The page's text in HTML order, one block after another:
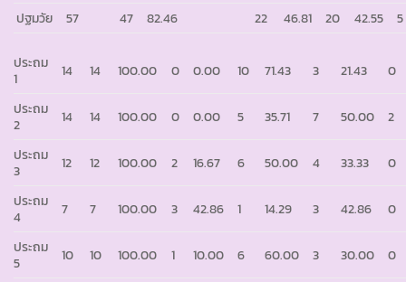
ปฐมวัย
57 47 82.46 22 46.81 20 42.55 5
ประถม
1
14 14 100.00 0 0.00 10 71.43 3 21.43
0
ประถม
2
14 14 100.00 0 0.00 5 35.71 7 50.00
2
ประถม
3
12 12 100.00 2 16.67 6 50.00 4 33.33
0
ประถม
4
7 7 100.00 3 42.86 1 14.29 3 42.86
0
ประถม
5
10 10 100.00 1 10.00 6 60.00 3 30.00
0